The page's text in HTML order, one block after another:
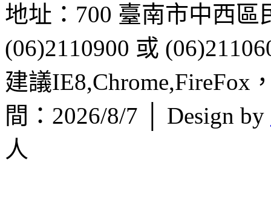
地址：700 臺南市中西
(06)2110900 或
建議IE8,Chrome,FireFox
間：2026/8/7 │ Design by
人